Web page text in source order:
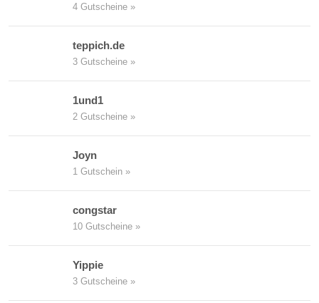
4 Gutscheine »
teppich.de
3 Gutscheine »
1und1
2 Gutscheine »
Joyn
1 Gutschein »
congstar
10 Gutscheine »
Yippie
3 Gutscheine »